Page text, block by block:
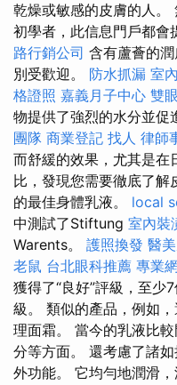
乾燥或敏感的皮膚的人。
初學者，此信息門戶都會
路行銷公司 含有蘆薈的
別受歡迎。 防水抓漏 室
格證照 嘉義月子中心 雙
物提供了強烈的水分並促
團隊 商業登記 找人 律師
而舒緩的效果，尤其是在
比，發現您需要徹底了
的最佳身體乳液。 local
中測試了Stiftung 室內裝
Warents。 護照換發 醫
老鼠 台北眼科推薦 專業
獲得了“良好”評級，至少
級。 類似的產品，例如
理面霜。 當今的乳液比
分等方面。 還考慮了諸
外功能。 它均勻地潤滑